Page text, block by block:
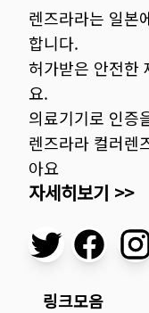
렌즈라라는 일본
합니다.
허가받은 안전한
요.
의료기기로 인증
렌즈라라 컬러렌
아요
자세히보기 >>
링크모음